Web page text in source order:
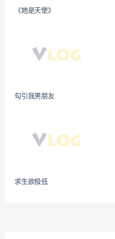
《她是天使》
勾引我男朋友
求生欲极低